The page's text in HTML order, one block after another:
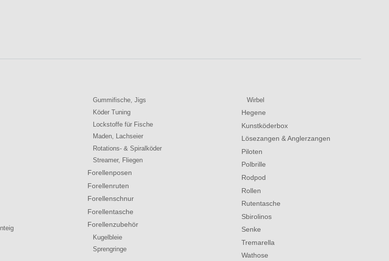
Gummifische, Jigs
Köder Tuning
Lockstoffe für Fische
Maden, Lachseier
Rotations- & Spiralköder
Streamer, Fliegen
Forellenposen
Forellenruten
Forellenschnur
Forellentasche
Forellenzubehör
Kugelbleie
Sprengringe
Wirbel
Hegene
Kunstköderbox
Lösezangen & Anglerzangen
Piloten
Polbrille
Rodpod
Rollen
Rutentasche
Sbirolinos
Senke
Tremarella
Wathose